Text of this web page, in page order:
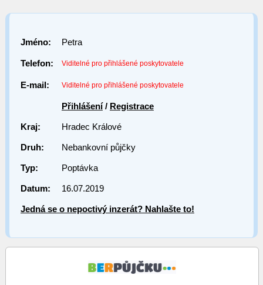
Jméno: Petra
Telefon: Viditelné pro přihlášené poskytovatele
E-mail: Viditelné pro přihlášené poskytovatele
Přihlášení/ Registrace
Kraj: Hradec Králové
Druh: Nebankovní půjčky
Typ: Poptávka
Datum: 16.07.2019
Jedná se o nepoctivý inzerát? Nahlašte to!